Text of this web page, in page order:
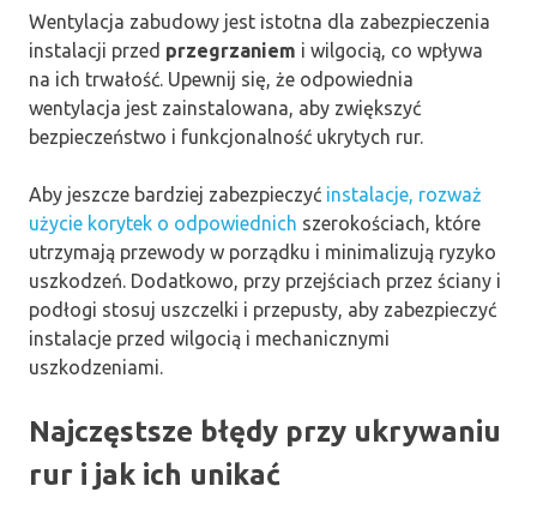
Wentylacja zabudowy jest istotna dla zabezpieczenia
instalacji przed przegrzaniem i wilgocią, co wpływa
na ich trwałość. Upewnij się, że odpowiednia
wentylacja jest zainstalowana, aby zwiększyć
bezpieczeństwo i funkcjonalność ukrytych rur.
Aby jeszcze bardziej zabezpieczyć instalacje, rozważ
użycie korytek o odpowiednich szerokościach, które
utrzymają przewody w porządku i minimalizują ryzyko
uszkodzeń. Dodatkowo, przy przejściach przez ściany i
podłogi stosuj uszczelki i przepusty, aby zabezpieczyć
instalacje przed wilgocią i mechanicznymi
uszkodzeniami.
Najczęstsze błędy przy ukrywaniu
rur i jak ich unikać